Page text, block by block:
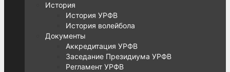
История
История УРФВ
История волейбола
Документы
Аккредитация УРФВ
Заседание Президиума УРФВ
Регламент УРФВ